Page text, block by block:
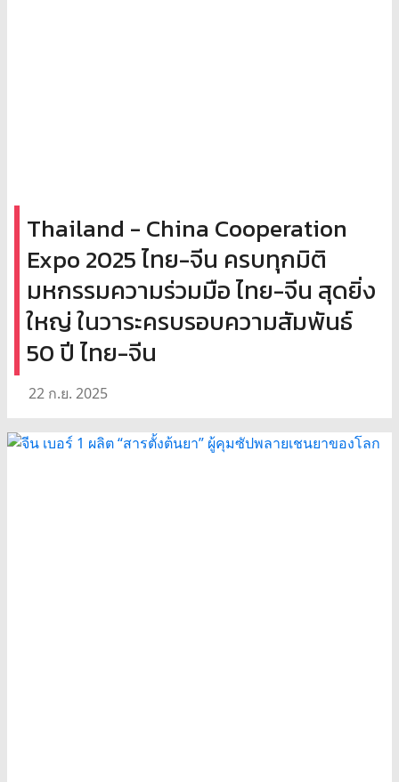
Thailand - China Cooperation
Expo 2025 ไทย-จีน ครบทุกมิติ
มหกรรมความร่วมมือ ไทย-จีน สุดยิ่ง
ใหญ่ ในวาระครบรอบความสัมพันธ์
50 ปี ไทย-จีน
22 ก.ย. 2025